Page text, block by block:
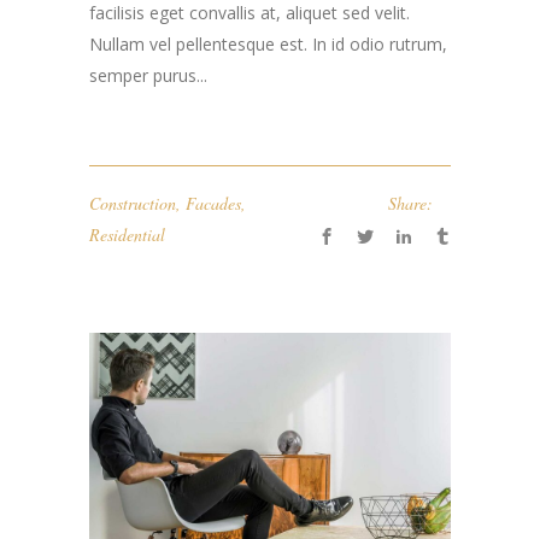
facilisis eget convallis at, aliquet sed velit.
Nullam vel pellentesque est. In id odio rutrum,
semper purus...
Construction, Facades,
Residential
Share: